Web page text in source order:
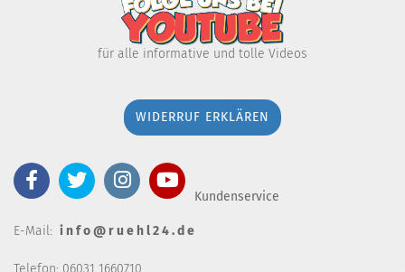
für alle informative und tolle Videos
WIDERRUF ERKLÄREN
Kundenservice
E-Mail: i n f o @ r u e h l 2 4 . d e
Telefon: 06031 1660710